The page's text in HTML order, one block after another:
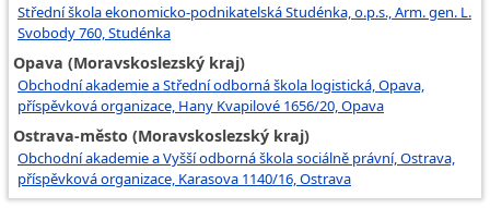
Střední škola ekonomicko-podnikatelská Studénka, o.p.s., Arm. gen. L.
Svobody 760, Studénka
Opava (Moravskoslezský kraj)
Obchodní akademie a Střední odborná škola logistická, Opava,
příspěvková organizace, Hany Kvapilové 1656/20, Opava
Ostrava-město (Moravskoslezský kraj)
Obchodní akademie a Vyšší odborná škola sociálně právní, Ostrava,
příspěvková organizace, Karasova 1140/16, Ostrava